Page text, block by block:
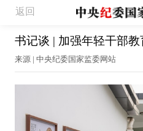
返回
书记谈 | 加强年轻干部
来源 | 中央纪委国家监委网站